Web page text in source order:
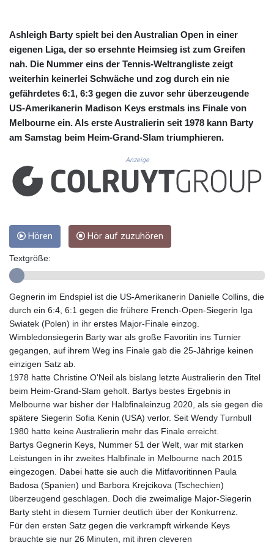
CVE 110.229477
CZK 24.187288
DJF 205.419355
DKK 7.475378
DOP 67.276572
DZD 153.581966
EGP 57.556847
ERN 17.329615
ETB 186.190862
FKP 0.858651
GBP 0.857925
GEL 3.021126
GIP 0.858651
GMD 84.914239
GTQ 8.799164
HKD 9.061864
HNL 30.919233
HRK 7.533413
HTG 150.826824
HUF 362.202869
ILS 3.470255
IMP 0.858651
INR 109.822567
IQD 1511.219527
IRR
1588317.004451
ISK 141.80247
JEP 0.858651
JMD 183.31537
JOD 0.819133
JPY 182.194907
KES 149.462068
KGS 101.031383
Ashleigh Barty spielt bei den Australian Open in einer
eigenen Liga, der so ersehnte Heimsieg ist zum Greifen
nah. Die Nummer eins der Tennis-Weltrangliste zeigt
weiterhin keinerlei Schwäche und zog durch ein nie
gefährdetes 6:1, 6:3 gegen die zuvor sehr überzeugende
US-Amerikanerin Madison Keys erstmals ins Finale von
Melbourne ein. Als erste Australierin seit 1978 kann Barty
am Samstag beim Heim-Grand-Slam triumphieren.
Anzeige
Hören Hör auf zuzuhören
Textgröße:
Gegnerin im Endspiel ist die US-Amerikanerin Danielle Collins, die
durch ein 6:4, 6:1 gegen die frühere French-Open-Siegerin Iga
Swiatek (Polen) in ihr erstes Major-Finale einzog.
Wimbledonsiegerin Barty war als große Favoritin ins Turnier
gegangen, auf ihrem Weg ins Finale gab die 25-Jährige keinen
einzigen Satz ab.
1978 hatte Christine O'Neil als bislang letzte Australierin den Titel
beim Heim-Grand-Slam geholt. Bartys bestes Ergebnis in
Melbourne war bisher der Halbfinaleinzug 2020, als sie gegen die
spätere Siegerin Sofia Kenin (USA) verlor. Seit Wendy Turnbull
1980 hatte keine Australierin mehr das Finale erreicht.
Bartys Gegnerin Keys, Nummer 51 der Welt, war mit starken
Leistungen in ihr zweites Halbfinale in Melbourne nach 2015
eingezogen. Dabei hatte sie auch die Mitfavoritinnen Paula
Badosa (Spanien) und Barbora Krejcikova (Tschechien)
überzeugend geschlagen. Doch die zweimalige Major-Siegerin
Barty steht in diesem Turnier deutlich über der Konkurrenz.
Für den ersten Satz gegen die verkrampft wirkende Keys
brauchte sie nur 26 Minuten, mit ihren cleveren